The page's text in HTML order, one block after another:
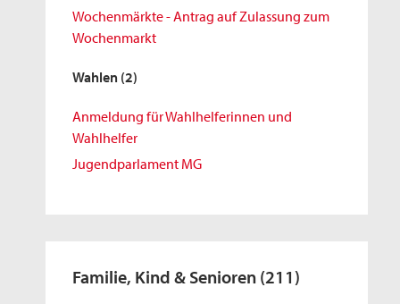
Wochenmärkte - Antrag auf Zulassung zum
Wochenmarkt
Wahlen (2)
Anmeldung für Wahlhelferinnen und
Wahlhelfer
Jugendparlament MG
Familie, Kind & Senioren (211)